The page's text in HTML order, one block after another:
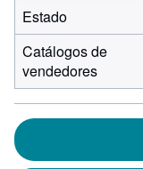
Estado
Catálogos de
vendedores